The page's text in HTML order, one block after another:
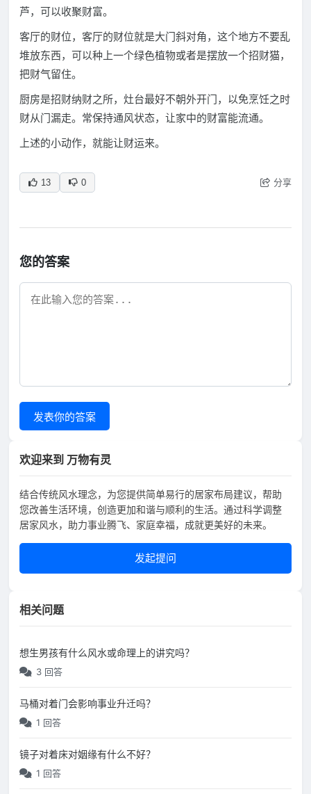
芦，可以收聚财富。
客厅的财位，客厅的财位就是大门斜对角，这个地方不要乱
堆放东西，可以种上一个绿色植物或者是摆放一个招财猫，
把财气留住。
厨房是招财纳财之所，灶台最好不朝外开门，以免烹饪之时
财从门漏走。常保持通风状态，让家中的财富能流通。
上述的小动作，就能让财运来。
13 0 分享
您的答案
发表你的答案
欢迎来到 万物有灵
结合传统风水理念，为您提供简单易行的居家布局建议，帮助
您改善生活环境，创造更加和谐与顺利的生活。通过科学调整
居家风水，助力事业腾飞、家庭幸福，成就更美好的未来。
发起提问
相关问题
想生男孩有什么风水或命理上的讲究吗？
3 回答
马桶对着门会影响事业升迁吗？
1 回答
镜子对着床对姻缘有什么不好？
1 回答